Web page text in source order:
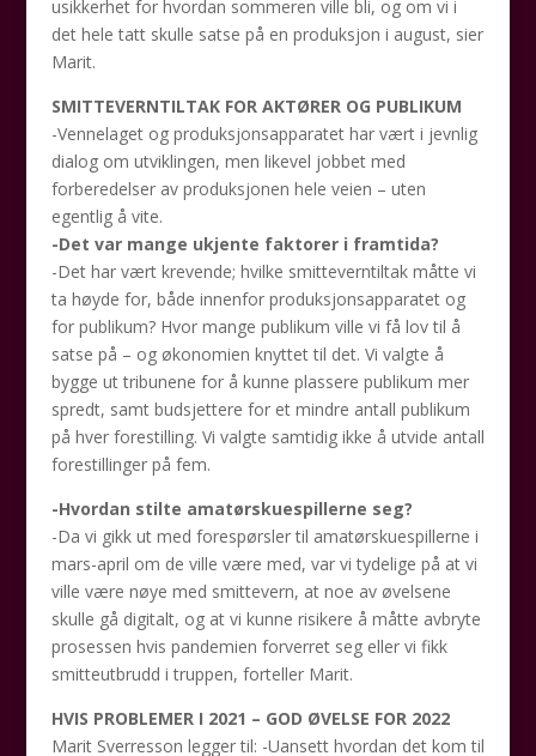
usikkerhet for hvordan sommeren ville bli, og om vi i
det hele tatt skulle satse på en produksjon i august, sier
Marit.
SMITTEVERNTILTAK FOR AKTØRER OG PUBLIKUM
-Vennelaget og produksjonsapparatet har vært i jevnlig
dialog om utviklingen, men likevel jobbet med
forberedelser av produksjonen hele veien – uten
egentlig å vite.
-Det var mange ukjente faktorer i framtida?
-Det har vært krevende; hvilke smitteverntiltak måtte vi
ta høyde for, både innenfor produksjonsapparatet og
for publikum? Hvor mange publikum ville vi få lov til å
satse på – og økonomien knyttet til det. Vi valgte å
bygge ut tribunene for å kunne plassere publikum mer
spredt, samt budsjettere for et mindre antall publikum
på hver forestilling. Vi valgte samtidig ikke å utvide antall
forestillinger på fem.
-Hvordan stilte amatørskuespillerne seg?
-Da vi gikk ut med forespørsler til amatørskuespillerne i
mars-april om de ville være med, var vi tydelige på at vi
ville være nøye med smittevern, at noe av øvelsene
skulle gå digitalt, og at vi kunne risikere å måtte avbryte
prosessen hvis pandemien forverret seg eller vi fikk
smitteutbrudd i truppen, forteller Marit.
HVIS PROBLEMER I 2021 – GOD ØVELSE FOR 2022
Marit Sverresson legger til: -Uansett hvordan det kom til